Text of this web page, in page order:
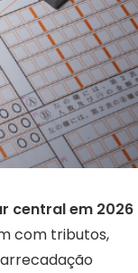
central em 2026
com tributos,